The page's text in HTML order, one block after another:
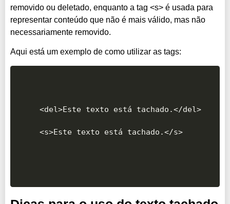
removido ou deletado, enquanto a tag <s> é usada para
representar conteúdo que não é mais válido, mas não
necessariamente removido.
Aqui está um exemplo de como utilizar as tags:
<del>Este texto está tachado.</del>